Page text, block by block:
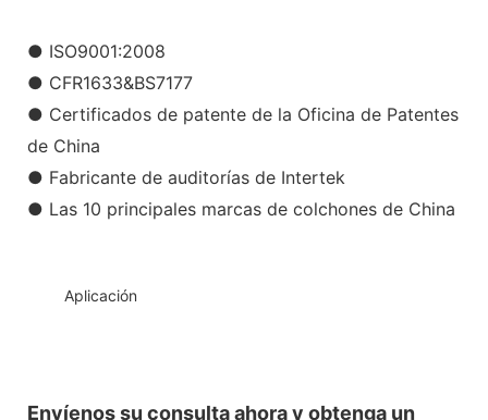
● ISO9001:2008
● CFR1633&BS7177
● Certificados de patente de la Oficina de Patentes
de China
● Fabricante de auditorías de Intertek
● Las 10 principales marcas de colchones de China
Aplicación
Envíenos su consulta ahora y obtenga un